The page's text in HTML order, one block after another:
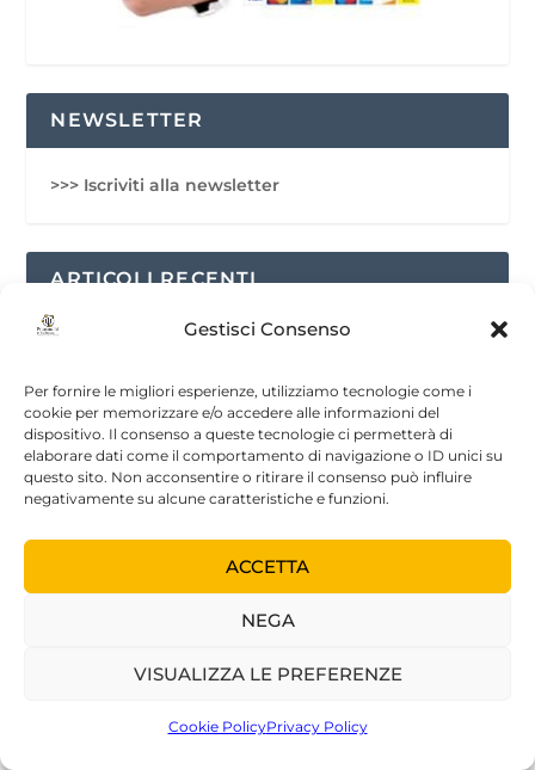
Gestisci Consenso
Per fornire le migliori esperienze, utilizziamo tecnologie come i
cookie per memorizzare e/o accedere alle informazioni del
dispositivo. Il consenso a queste tecnologie ci permetterà di
elaborare dati come il comportamento di navigazione o ID unici su
questo sito. Non acconsentire o ritirare il consenso può influire
negativamente su alcune caratteristiche e funzioni.
ACCETTA
NEGA
VISUALIZZA LE PREFERENZE
Cookie PolicyPrivacy Policy
NEWSLETTER
>>> Iscriviti alla newsletter
ARTICOLI RECENTI
LA PSICOANALISI INTENSIVA – Involucri,
Zangrilli | Armando Editore | 2026
6 Agosto, 2026 |In evidenza ,Libri
СУДЬБА КОНВЕРСИОННОЙ ИСТЕРИИ В
СОВРЕМЕННОМ ОБЩЕСТВЕ
Il destino dell’isteria di conversione nella
società contemporanea
Bruna Marzi
23 ott 2026